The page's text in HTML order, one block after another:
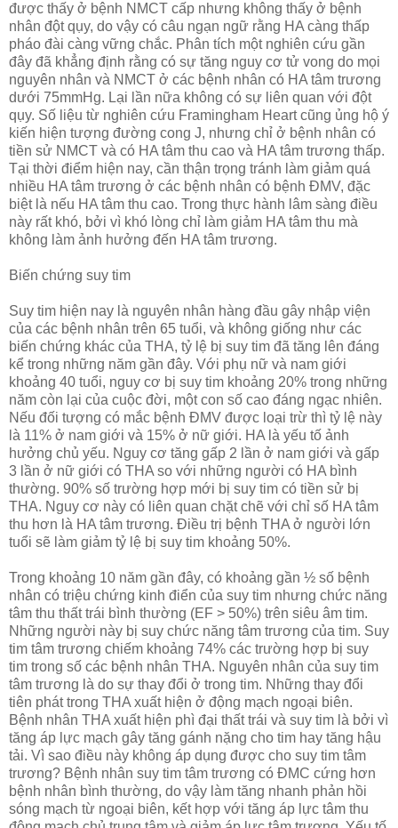
được thấy ở bệnh NMCT cấp nhưng không thấy ở bệnh
nhân đột qụy, do vậy có câu ngạn ngữ rằng HA càng thấp
pháo đài càng vững chắc. Phân tích một nghiên cứu gần
đây đã khẳng định rằng có sự tăng nguy cơ tử vong do mọi
nguyên nhân và NMCT ở các bệnh nhân có HA tâm trương
dưới 75mmHg. Lại lần nữa không có sự liên quan với đột
qụy. Số liệu từ nghiên cứu Framingham Heart cũng ủng hộ ý
kiến hiện tượng đường cong J, nhưng chỉ ở bệnh nhân có
tiền sử NMCT và có HA tâm thu cao và HA tâm trương thấp.
Tại thời điểm hiện nay, cần thận trọng tránh làm giảm quá
nhiều HA tâm trương ở các bệnh nhân có bệnh ĐMV, đặc
biệt là nếu HA tâm thu cao. Trong thực hành lâm sàng điều
này rất khó, bởi vì khó lòng chỉ làm giảm HA tâm thu mà
không làm ảnh hưởng đến HA tâm trương.
Biến chứng suy tim
Suy tim hiện nay là nguyên nhân hàng đầu gây nhập viện
của các bệnh nhân trên 65 tuổi, và không giống như các
biến chứng khác của THA, tỷ lệ bị suy tim đã tăng lên đáng
kể trong những năm gần đây. Với phụ nữ và nam giới
khoảng 40 tuổi, nguy cơ bị suy tim khoảng 20% trong những
năm còn lại của cuộc đời, một con số cao đáng ngạc nhiên.
Nếu đối tượng có mắc bệnh ĐMV được loại trừ thì tỷ lệ này
là 11% ở nam giới và 15% ở nữ giới. HA là yếu tố ảnh
hưởng chủ yếu. Nguy cơ tăng gấp 2 lần ở nam giới và gấp
3 lần ở nữ giới có THA so với những người có HA bình
thường. 90% số trường hợp mới bị suy tim có tiền sử bị
THA. Nguy cơ này có liên quan chặt chẽ với chỉ số HA tâm
thu hơn là HA tâm trương. Điều trị bệnh THA ở người lớn
tuổi sẽ làm giảm tỷ lệ bị suy tim khoảng 50%.
Trong khoảng 10 năm gần đây, có khoảng gần ½ số bệnh
nhân có triệu chứng kinh điển của suy tim nhưng chức năng
tâm thu thất trái bình thường (EF > 50%) trên siêu âm tim.
Những người này bị suy chức năng tâm trương của tim. Suy
tim tâm trương chiếm khoảng 74% các trường hợp bị suy
tim trong số các bệnh nhân THA. Nguyên nhân của suy tim
tâm trương là do sự thay đổi ở trong tim. Những thay đổi
tiên phát trong THA xuất hiện ở động mạch ngoại biên.
Bệnh nhân THA xuất hiện phì đại thất trái và suy tim là bởi vì
tăng áp lực mạch gây tăng gánh nặng cho tim hay tăng hậu
tải. Vì sao điều này không áp dụng được cho suy tim tâm
trương? Bệnh nhân suy tim tâm trương có ĐMC cứng hơn
bệnh nhân bình thường, do vậy làm tăng nhanh phản hồi
sóng mạch từ ngoại biên, kết hợp với tăng áp lực tâm thu